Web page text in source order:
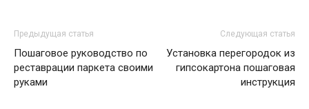
Предыдущая статья
Пошаговое руководство по
реставрации паркета своими
руками
Следующая статья
Установка перегородок из
гипсокартона пошаговая
инструкция